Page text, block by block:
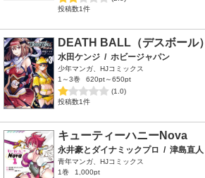
投稿数1件
DEATH BALL（デスボール）
水田ケンジ / ホビージャパン
少年マンガ、HJコミックス
1～3巻
620pt～650pt
(1.0)
投稿数1件
キューティーハニーNova
永井豪とダイナミックプロ / 津島直人
青年マンガ、HJコミックス
1巻
1,000pt